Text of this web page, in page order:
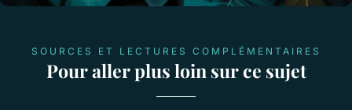
SOURCES ET LECTURES COMPLÉMENTAIRES
Pour aller plus loin sur ce sujet